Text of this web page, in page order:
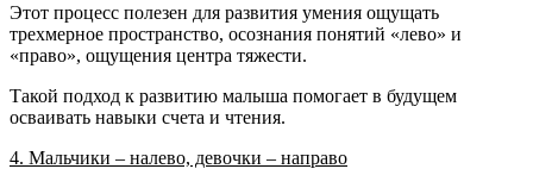
Этот процесс полезен для развития умения ощущать
трехмерное пространство, осознания понятий «лево» и
«право», ощущения центра тяжести.
Такой подход к развитию малыша помогает в будущем
осваивать навыки счета и чтения.
4. Мальчики – налево, девочки – направо